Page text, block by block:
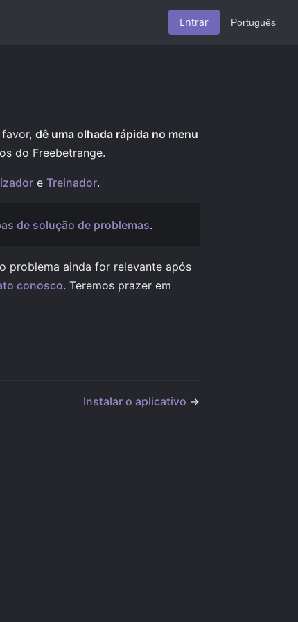
Entrar Português
dê uma olhada rápida no menu
do Freebetrange.
e Treinador.
de solução de problemas.
problema ainda for relevante após
conosco. Teremos prazer em
Instalar o aplicativo →